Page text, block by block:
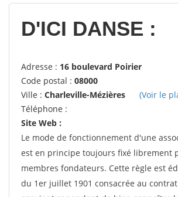
14358votes
D'ICI DANSE :
Adresse : 16 boulevard Poirier
Code postal : 08000
Ville : Charleville-Mézières
(Voir le
Téléphone :
Site Web :
Le mode de fonctionnement d'une
est en principe toujours fixé librement
membres fondateurs. Cette règle est
du 1er juillet 1901 consacrée au